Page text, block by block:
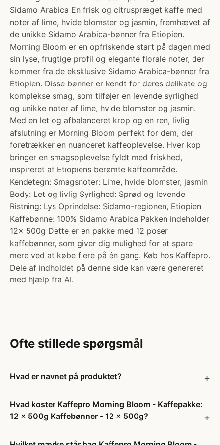
Sidamo Arabica En frisk og citruspræget kaffe med
noter af lime, hvide blomster og jasmin, fremhævet af
de unikke Sidamo Arabica-bønner fra Etiopien.
Morning Bloom er en opfriskende start på dagen med
sin lyse, frugtige profil og elegante florale noter, der
kommer fra de eksklusive Sidamo Arabica-bønner fra
Etiopien. Disse bønner er kendt for deres delikate og
komplekse smag, som tilføjer en levende syrlighed
og unikke noter af lime, hvide blomster og jasmin.
Med en let og afbalanceret krop og en ren, livlig
afslutning er Morning Bloom perfekt for dem, der
foretrækker en nuanceret kaffeoplevelse. Hver kop
bringer en smagsoplevelse fyldt med friskhed,
inspireret af Etiopiens berømte kaffeområde.
Kendetegn: Smagsnoter: Lime, hvide blomster, jasmin
Body: Let og livlig Syrlighed: Sprød og levende
Ristning: Lys Oprindelse: Sidamo-regionen, Etiopien
Kaffebønne: 100% Sidamo Arabica Pakken indeholder
12x 500g Dette er en pakke med 12 poser
kaffebønner, som giver dig mulighed for at spare
mere ved at købe flere på én gang. Køb hos Kaffepro.
Dele af indholdet på denne side kan være genereret
med hjælp fra AI.
Ofte stillede spørgsmål
Hvad er navnet på produktet?
Hvad koster Kaffepro Morning Bloom - Kaffepakke:
12 x 500g Kaffebønner - 12 x 500g?